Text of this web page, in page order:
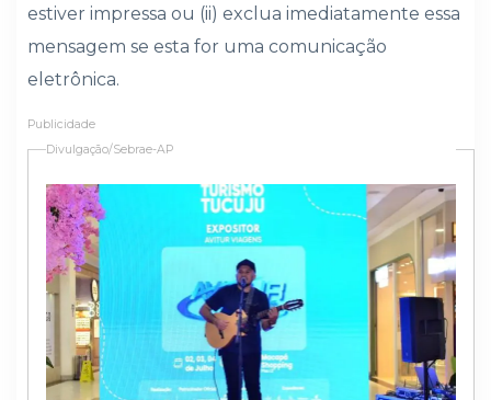
estiver impressa ou (ii) exclua imediatamente essa
mensagem se esta for uma comunicação
eletrônica.
Publicidade
Divulgação/Sebrae-AP